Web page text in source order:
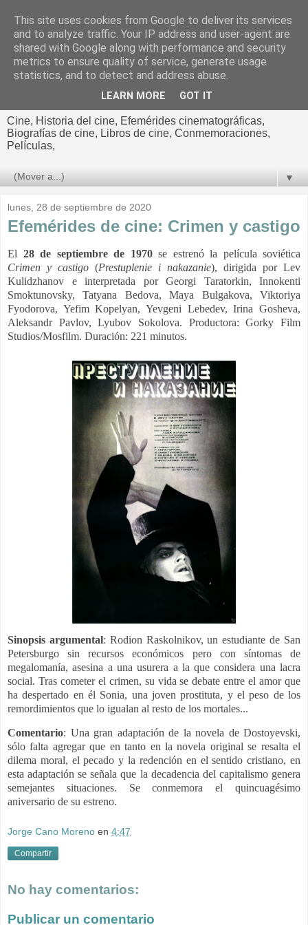
El cultural
cinematográfico de Jorge
Cine, Historia del cine, Efemérides cinematográficas,
Biografías de cine, Libros de cine, Conmemoraciones,
Películas,
▼
lunes, 28 de septiembre de 2020
Efemérides de cine: Crimen y castigo
El 28 de septiembre de 1970se estrenó la película soviética
Crimen y castigo (Prestuplenie i nakazanie), dirigida por Lev
Kulidzhanov e interpretada por Georgi Taratorkin, Innokenti
Smoktunovsky, Tatyana Bedova, Maya Bulgakova, Viktoriya
Fyodorova, Yefim Kopelyan, Yevgeni Lebedev, Irina Gosheva,
Aleksandr Pavlov, Lyubov Sokolova. Productora: Gorky Film
Studios/Mosfilm. Duración: 221 minutos.
Sinopsis argumental: Rodion Raskolnikov, un estudiante de San
Petersburgo sin recursos económicos pero con síntomas de
megalomanía, asesina a una usurera a la que considera una lacra
social. Tras cometer el crimen, su vida se debate entre el amor que
ha despertado en él Sonia, una joven prostituta, y el peso de los
remordimientos que lo igualan al resto de los mortales...
Comentario: Una gran adaptación de la novela de Dostoyevski,
sólo falta agregar que en tanto en la novela original se resalta el
dilema moral, el pecado y la redención en el sentido cristiano, en
esta adaptación se señala que la decadencia del capitalismo genera
semejantes situaciones. Se conmemora el quincuagésimo
aniversario de su estreno.
Jorge Cano Moreno en 4:47
Compartir
No hay comentarios:
Publicar un comentario
This site uses cookies from Google to deliver its services
and to analyze traffic. Your IP address and user-agent are
shared with Google along with performance and security
metrics to ensure quality of service, generate usage
statistics, and to detect and address abuse.
LEARN MORE GOT IT